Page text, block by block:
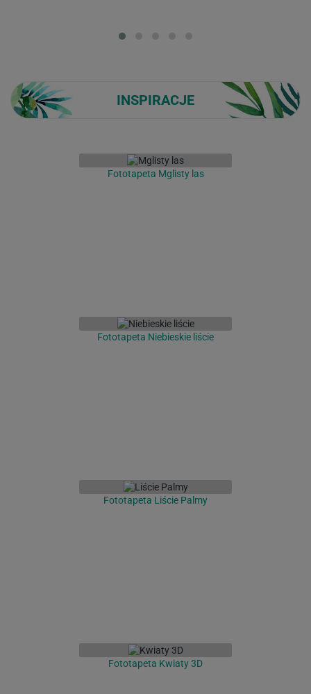
INSPIRACJE
Fototapeta Mglisty las
Fototapeta Niebieskie liście
Fototapeta Liście Palmy
Fototapeta Kwiaty 3D